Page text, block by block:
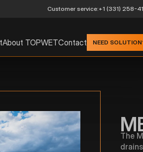
Customer service:+1 (331) 258-
About TOPWETContact NEED
The